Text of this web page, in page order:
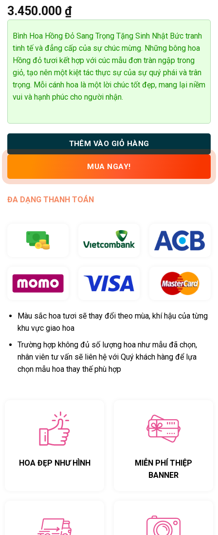
dựa trên
đánh giá
3.450.000 ₫
Bình Hoa Hồng Đỏ Sang Trọng Tặng Sinh Nhật Bức tranh
tinh tế và đẳng cấp của sự chúc mừng. Những bông hoa
Hồng đỏ tươi kết hợp với cúc mẫu đơn tràn ngập trong
giỏ, tạo nên một kiệt tác thực sự của sự quý phái và trân
trọng. Mỗi cánh hoa là một lời chúc tốt đẹp, mang lại niềm
vui và hạnh phúc cho người nhận.
THÊM VÀO GIỎ HÀNG
MUA NGAY!
ĐA DẠNG THANH TOÁN
Màu sắc hoa tươi sẽ thay đổi theo mùa, khí hậu của từng
khu vực giao hoa
Trường hợp không đủ số lượng hoa như mẫu đã chọn,
nhân viên tư vấn sẽ liên hệ với Quý khách hàng để lựa
chọn mẫu hoa thay thế phù hợp
HOA ĐẸP NHƯ HÌNH
MIỄN PHÍ THIỆP
BANNER